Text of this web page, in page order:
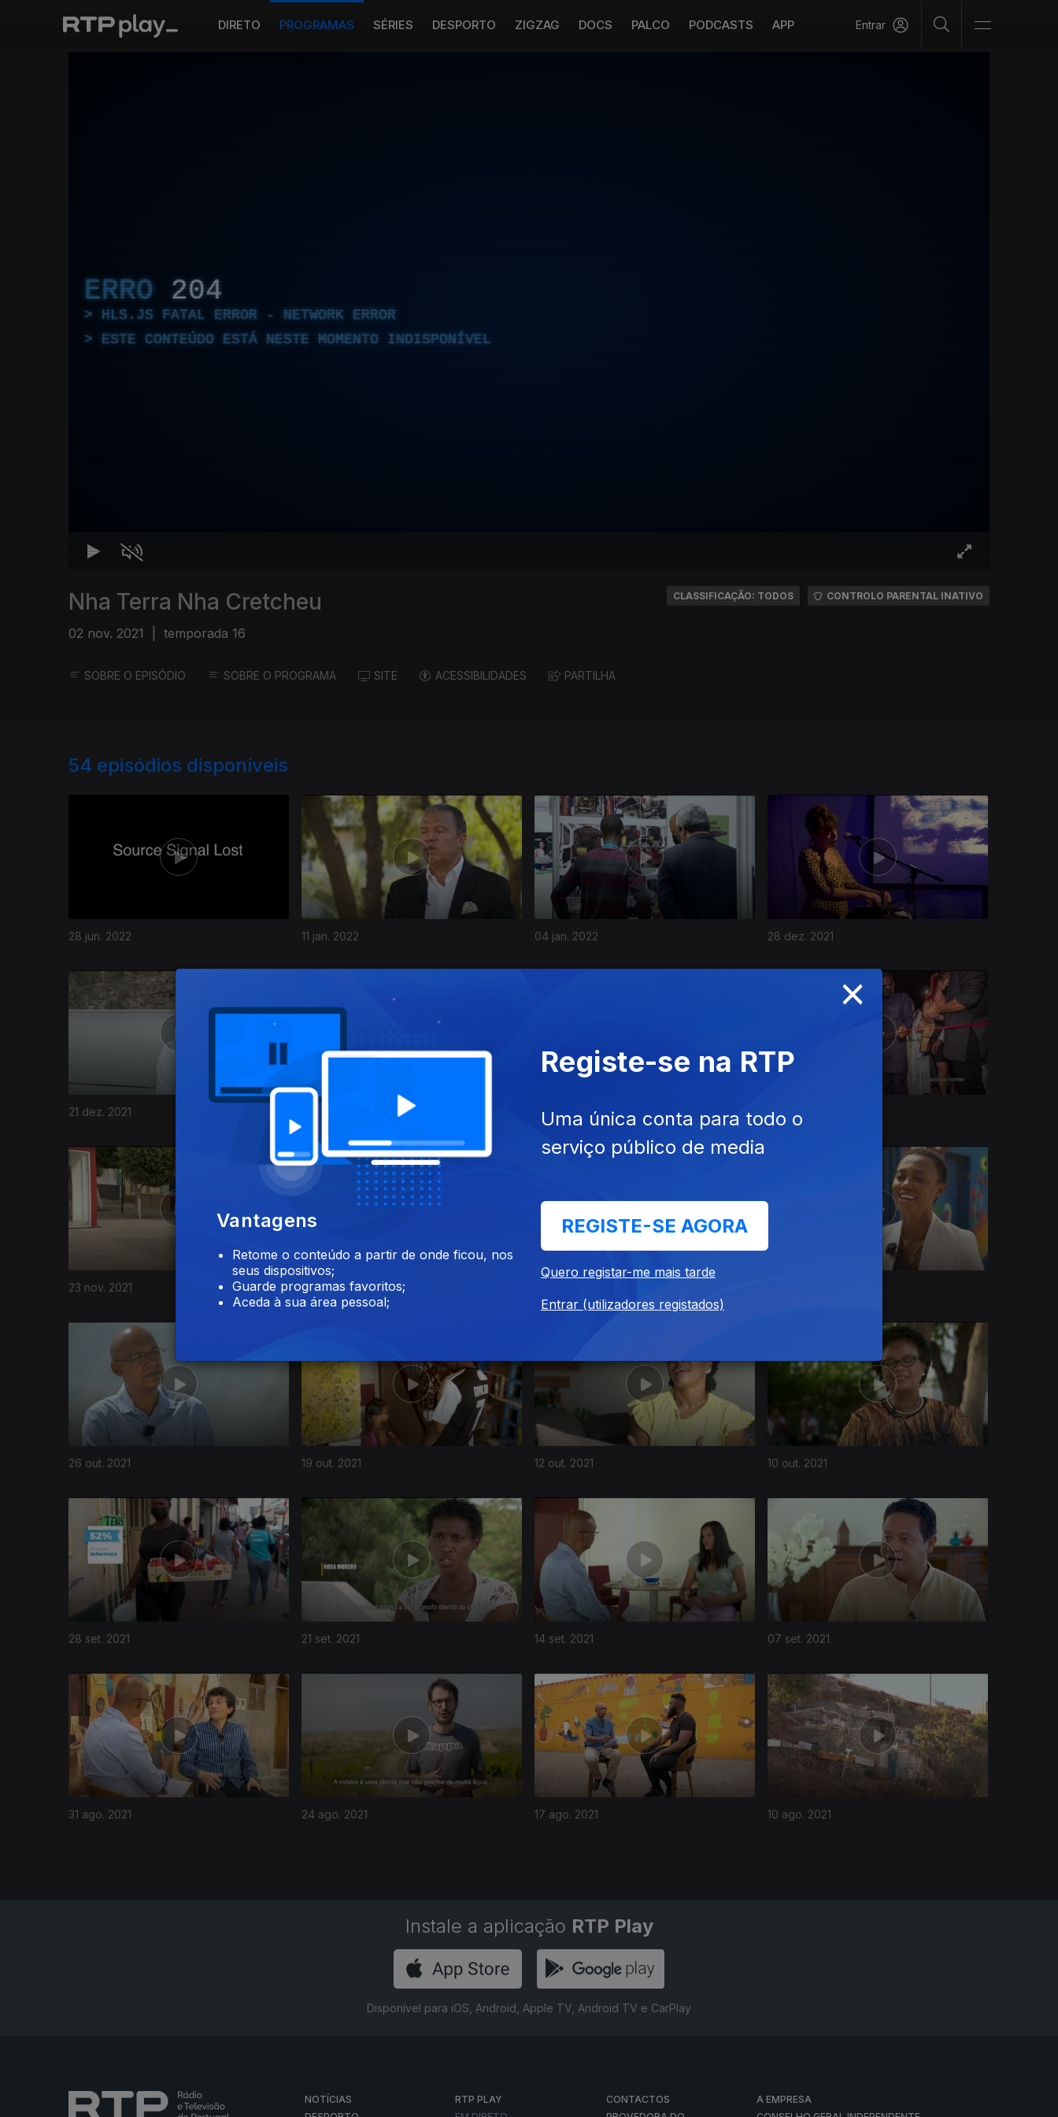
DIRETO PROGRAMAS SÉRIES DESPORTO ZIGZAG DOCS PALCO PODCASTS APP Entrar
ERRO 204
HLS.JS FATAL ERROR - NETWORK ERROR
ESTE CONTEÚDO ESTÁ NESTE MOMENTO INDISPONÍVEL
Nha Terra Nha Cretcheu
02 nov. 2021 temporada 16
CLASSIFICAÇÃO: TODOS CONTROLO PARENTAL INATIVO
SOBRE O EPISÓDIO SOBRE O PROGRAMA SITE ACESSIBILIDADES PARTILHA
54 episódios disponíveis
28 jun. 2022 11 jan. 2022 04 jan. 2022 28 dez. 2021
21 dez. 2021 07 dez. 2021 30 nov. 2021
23 nov. 2021 16 nov. 2021
576968
26 out. 2021 19 out. 2021 12 out. 2021 10 out. 2021
28 set. 2021 21 set. 2021 14 set. 2021 07 set. 2021
31 ago. 2021 24 ago. 2021 17 ago. 2021 10 ago. 2021
562221
Instale a aplicação RTP Play
Disponível para iOS, Android, Apple TV, Android TV e CarPlay
NOTÍCIAS
RTP PLAY
CONTACTOS
A EMPRESA
×
Vantagens
Retome o conteúdo a partir de onde ficou, nos
seus dispositivos;
Guarde programas favoritos;
Aceda à sua área pessoal;
Registe-se na RTP
Uma única conta para todo o
serviço público de media
REGISTE-SE AGORA
Quero registar-me mais tarde
Entrar (utilizadores registados)